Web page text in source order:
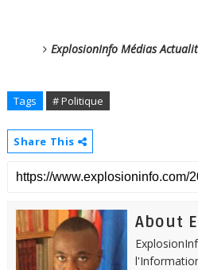
ExplosionInfo Médias
Tags # Politique
Share This
About